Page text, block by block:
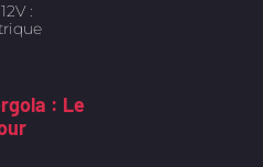
:
: Le